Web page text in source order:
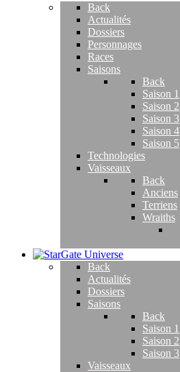
Back
Actualités
Dossiers
Personnages
Races
Saisons
Back
Saison 1
Saison 2
Saison 3
Saison 4
Saison 5
Technologies
Vaisseaux
Back
Anciens
Terriens
Wraiths
Back
Actualités
Dossiers
Saisons
Back
Saison 1
Saison 2
Saison 3
Vaisseaux